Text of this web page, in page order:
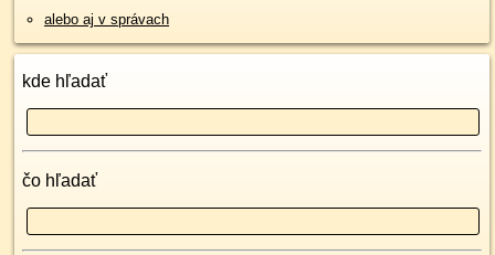
alebo aj v správach
kde hľadať
čo hľadať